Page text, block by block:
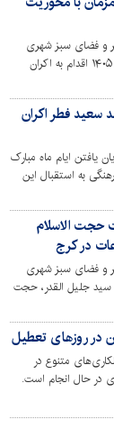
نیروی دریایی
و فضای سبز شهری
شهرداری کرج، همزمان با شروع سال ۱۴۰۵ اقدام به اکران
سال “ اقتصاد
ملی” در سطح شهر
سعید فطر اکران
یافتن ایام ماه مبارک
به استقبال این
حجت الاسلام
در کرج
و فضای سبز شهری
سید جلیل ‌القدر، حجت
وزیر محترم اطلاعات
آمریکایی - صهیونی
شهر کرده است.
در روزهای تعطیل
متنوع در
در حال انجام است.
با حفظ نظم و
خود ادامه داده‌اند
نشده است.